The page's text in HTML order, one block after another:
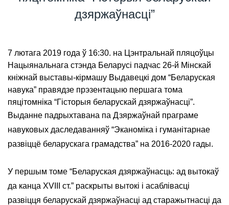
дзяржаўнасці”
7 лютага 2019 года ў 16:30. на Цэнтральнай пляцоўцы
Нацыянальнага стэнда Беларусі падчас 26-й Мінскай
кніжнай выставы-кірмашу Выдавецкі дом “Беларуская
навука” правядзе прэзентацыю першага тома
пяцітомніка “Гісторыя беларускай дзяржаўнасці”.
Выданне падрыхтавана па Дзяржаўнай праграме
навуковых даследаванняў “Эканоміка і гуманітарнае
развіццё беларускага грамадства” на 2016-2020 гады.
У першым томе “Беларуская дзяржаўнасць: ад вытокаў
да канца XVIII ст.” раскрыты вытокі і асаблівасці
развіцця беларускай дзяржаўнасці ад старажытнасці да